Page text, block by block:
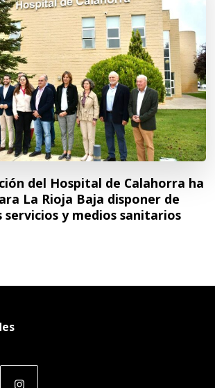
del Hospital de Calahorra ha
La Rioja Baja disponer de
servicios y medios sanitarios